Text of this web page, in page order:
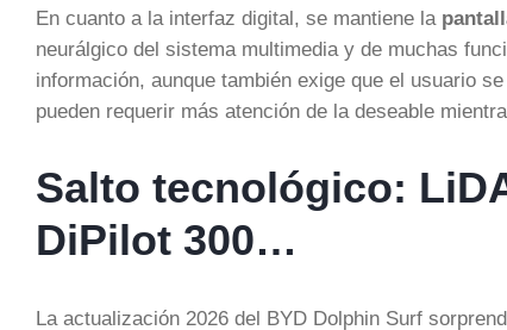
En cuanto a la interfaz digital, se mantiene la
neurálgico del sistema multimedia y de muchas
información, aunque también exige que el usuario
pueden requerir más atención de la deseable
Salto tecnológico:
DiPilot 300…
La actualización 2026 del BYD Dolphin Surf